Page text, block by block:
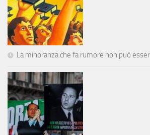
La minoranza che fa rumore non può